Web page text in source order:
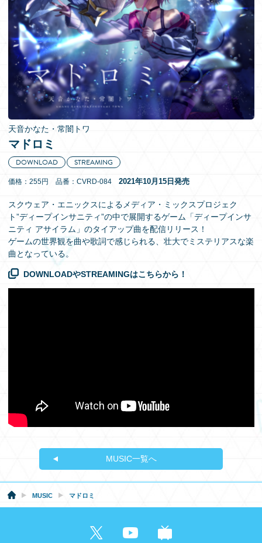
SPECIAL
EN
天音かなた・常闇トワ
マドロミ
DOWNLOAD STREAMING
価格：255円 品番：CVRD-084 2021年10月15日発売
スクウェア・エニックスによるメディア・ミックスプロジェク
ト”ディープインサニティ”の中で展開するゲーム「ディープインサ
ニティ アサイラム」のタイアップ曲を配信リリース！
ゲームの世界観を曲や歌詞で感じられる、壮大でミステリアスな楽
曲となっている。
DOWNLOADやSTREAMINGはこちらから！
MUSIC一覧へ
MUSIC マドロミ